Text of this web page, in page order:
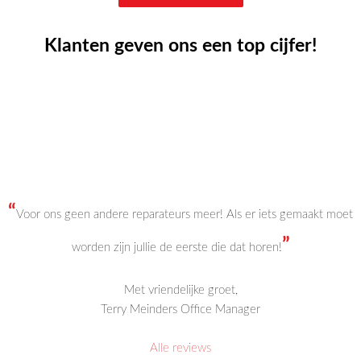
Klanten geven ons een top cijfer!
“Voor ons geen andere reparateurs meer! Als er iets gemaakt moet
worden zijn jullie de eerste die dat horen! ”
Met vriendelijke groet,
Terry Meinders Office Manager
Alle reviews